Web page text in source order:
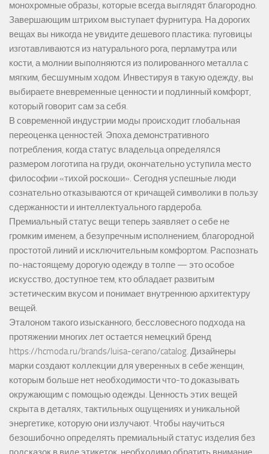
монохромные образы, которые всегда выглядят благородно.
Завершающим штрихом выступает фурнитура. На дорогих
вещах вы никогда не увидите дешевого пластика: пуговицы
изготавливаются из натурального рога, перламутра или
кости, а молнии выполняются из полированного металла с
мягким, бесшумным ходом. Инвестируя в такую одежду, вы
выбираете вневременные ценности и подлинный комфорт,
который говорит сам за себя.
В современной индустрии моды происходит глобальная
переоценка ценностей. Эпоха демонстративного
потребления, когда статус владельца определялся
размером логотипа на груди, окончательно уступила место
философии «тихой роскоши». Сегодня успешные люди
сознательно отказываются от кричащей символики в пользу
сдержанности и интеллектуального гардероба.
Премиальный статус вещи теперь заявляет о себе не
громким именем, а безупречным исполнением, благородной
простотой линий и исключительным комфортом. Распознать
по-настоящему дорогую одежду в толпе — это особое
искусство, доступное тем, кто обладает развитым
эстетическим вкусом и понимает внутреннюю архитектуру
вещей.
Эталоном такого изысканного, бессловесного подхода на
протяжении многих лет остается немецкий бренд
https://hcmoda.ru/brands/luisa-cerano/catalog. Дизайнеры
марки создают коллекции для уверенных в себе женщин,
которым больше нет необходимости что-то доказывать
окружающим с помощью одежды. Ценность этих вещей
скрыта в деталях, тактильных ощущениях и уникальной
энергетике, которую они излучают. Чтобы научиться
безошибочно определять премиальный статус изделия без